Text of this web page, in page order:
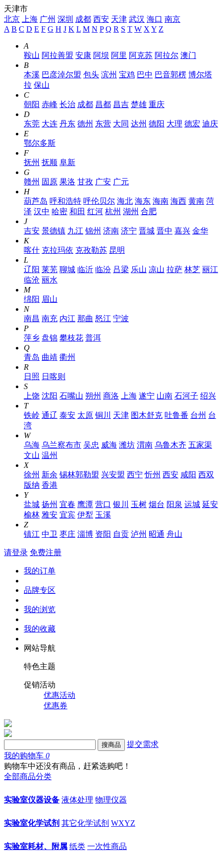
天津市
北京
上海 广州 深圳 成都 西安 天津 武汉 海口 南京
A B C D E F G H J K L M N P Q R S T W X Y Z
A
鞍山 阿拉善盟 安康 阿坝 阿里 阿克苏 阿拉尔 澳门
B
本溪 巴彦淖尔盟 包头 滨州 宝鸡 巴中 巴音郭楞 博尔塔
拉 保山
C
朝阳 赤峰 长治 成都 昌都 昌吉 楚雄 重庆
D
东莞 大连 丹东 德州 东营 大同 达州 德阳 大理 德宏 迪庆
E
鄂尔多斯
F
抚州 抚顺 阜新
G
赣州 固原 果洛 甘孜 广安 广元
H
葫芦岛 呼和浩特 呼伦贝尔 海北 海东 海南 海西 黄南 菏
泽 汉中 哈密 和田 红河 杭州 湖州 合肥
J
吉安 景德镇 九江 锦州 济南 济宁 晋城 晋中 嘉兴 金华
K
喀什 克拉玛依 克孜勒苏 昆明
L
辽阳 莱芜 聊城 临沂 临汾 吕梁 乐山 凉山 拉萨 林芝 丽江
临沧 丽水
M
绵阳 眉山
N
南昌 南充 内江 那曲 怒江 宁波
P
萍乡 盘锦 攀枝花 普洱
Q
青岛 曲靖 衢州
R
日照 日喀则
S
上饶 沈阳 石嘴山 朔州 商洛 上海 遂宁 山南 石河子 绍兴
T
铁岭 通辽 泰安 太原 铜川 天津 图木舒克 吐鲁番 台州 台
湾
W
乌海 乌兰察布市 吴忠 威海 潍坊 渭南 乌鲁木齐 五家渠
文山 温州
X
徐州 新余 锡林郭勒盟 兴安盟 西宁 忻州 西安 咸阳 西双
版纳 香港
Y
盐城 扬州 宜春 鹰潭 营口 银川 玉树 烟台 阳泉 运城 延安
榆林 雅安 宜宾 伊犁 玉溪
Z
镇江 中卫 枣庄 淄博 资阳 自贡 泸州 昭通 舟山
请登录 免费注册
我的订单
品牌专区
我的浏览
我的收藏
网站导航
特色主题
促销活动
优惠活动
优惠券
搜商品
提交需求
我的购物车 0
购物车中还没有商品，赶紧选购吧！
全部商品分类
实验室仪器设备 液体处理 物理仪器
实验室化学试剂 其它化学试剂 WXYZ
实验室耗材、附属 纸类 一次性商品